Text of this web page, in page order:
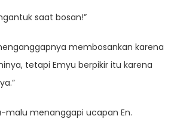
saat bosan!”
membosankan karena
tetapi Emyu berpikir itu karena
malu menanggapi ucapan En.